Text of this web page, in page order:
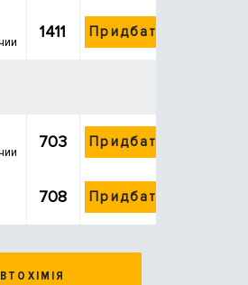
1411 Придбати
703 Придбати
708 Придбати